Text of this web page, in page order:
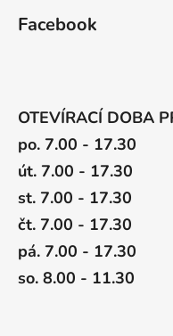
Facebook
OTEVÍRACÍ DOBA
po. 7.00 - 17.30
út. 7.00 - 17.30
st. 7.00 - 17.30
čt. 7.00 - 17.30
pá. 7.00 - 17.30
so. 8.00 - 11.30